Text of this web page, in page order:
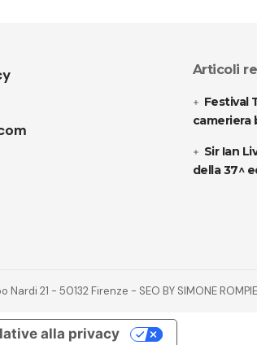
Articoli
Festival
cameriera
Sir Ian
della 37^
21 - 50132 Firenze - SEO BY SIMONE
alla privacy